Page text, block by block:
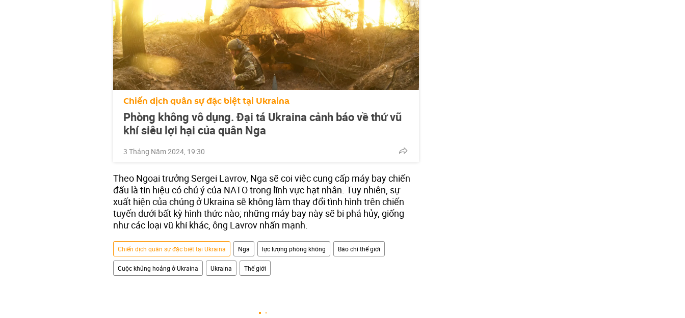
Chiến dịch quân sự đặc biệt tại Ukraina
Phòng không vô dụng. Đại tá Ukraina cảnh báo về thứ vũ
khí siêu lợi hại của quân Nga
3 Tháng Năm 2024, 19:30
Theo Ngoại trưởng Sergei Lavrov, Nga sẽ coi việc cung cấp máy bay chiến
đấu là tín hiệu có chủ ý của NATO trong lĩnh vực hạt nhân. Tuy nhiên, sự
xuất hiện của chúng ở Ukraina sẽ không làm thay đổi tình hình trên chiến
tuyến dưới bất kỳ hình thức nào; những máy bay này sẽ bị phá hủy, giống
như các loại vũ khí khác, ông Lavrov nhấn mạnh.
Chiến dịch quân sự đặc biệt tại Ukraina Nga lực lượng phòng không Báo chí thế giới
Cuộc khủng hoảng ở Ukraina Ukraina Thế giới